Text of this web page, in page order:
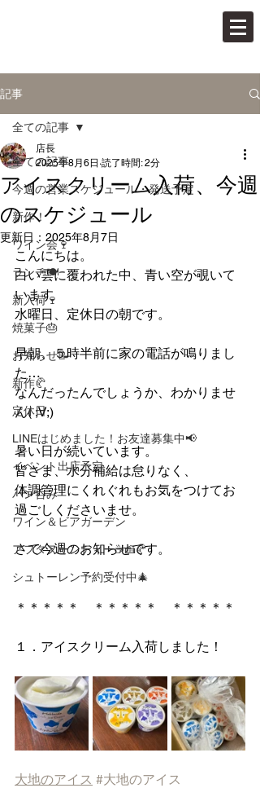
記事
全ての記事
今週の営業スケジュール・発送予定
新作！
ワイン会🍷
ランチ🍽
新入荷🍷
焼菓子🎂
お知らせ📝
新作🥐
定休日
LINEはじめました！お友達募集中📢
イベント出店予定
パン呑み
ワイン＆ビアガーデン
アフタヌーンティー☕🍰🥐
シュトーレン予約受付中🎄
全ての記事
アイスクリーム入荷、今週
のスケジュール
店長
2025年8月6日 読了時間: 2分
更新日： 2025年8月7日
こんにちは。
白い雲に覆われた中、青い空が覗いて
います
水曜日、定休日の朝です。
早朝、５時半前に家の電話が鳴りまし
た…
なんだったんでしょうか、わかりませ
ん( ;∀;)
暑い日が続いています。
皆さま、水分補給は怠りなく、
体調管理にくれぐれもお気をつけてお
過ごしくださいませ。
さて今週のお知らせです。
＊＊＊＊＊　＊＊＊＊＊　＊＊＊＊＊
１．アイスクリーム入荷しました！
大地のアイス #大地のアイス